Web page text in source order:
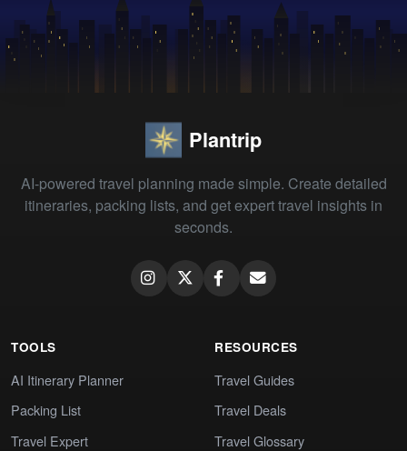
Plantrip
AI-powered travel planning made simple. Create detailed
itineraries, packing lists, and get expert travel insights in
seconds.
TOOLS
AI Itinerary Planner
Packing List
Travel Expert
RESOURCES
Travel Guides
Travel Deals
Travel Glossary